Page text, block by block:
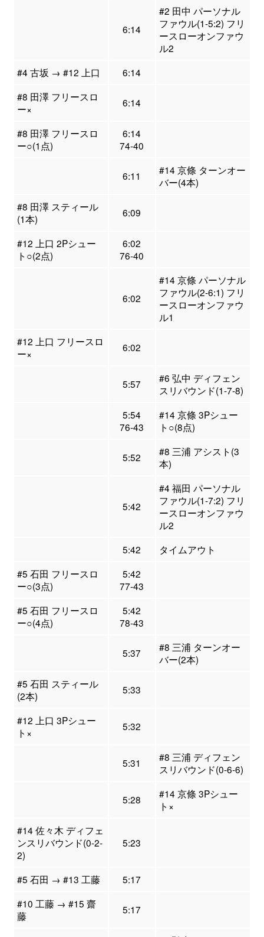
6:14
#2 田中 パーソナル
ファウル(1-5:2) フリ
ースローオンファウ
ル2
#4 古坂 → #12 上口
6:14
#8 田澤 フリースロ
ー×
6:14
#8 田澤 フリースロ
ー○(1点)
6:14
74-40
6:11
#14 京條 ターンオー
バー(4本)
#8 田澤 スティール
(1本)
6:09
#12 上口 2Pシュー
ト○(2点)
6:02
76-40
6:02
#14 京條 パーソナル
ファウル(2-6:1) フリ
ースローオンファウ
ル1
#12 上口 フリースロ
ー×
6:02
5:57
#6 弘中 ディフェン
スリバウンド(1-7-8)
5:54
76-43
#14 京條 3Pシュー
ト○(8点)
5:52
#8 三浦 アシスト(3
本)
5:42
#4 福田 パーソナル
ファウル(1-7:2) フリ
ースローオンファウ
ル2
5:42
タイムアウト
#5 石田 フリースロ
ー○(3点)
5:42
77-43
#5 石田 フリースロ
ー○(4点)
5:42
78-43
5:37
#8 三浦 ターンオー
バー(2本)
#5 石田 スティール
(2本)
5:33
#12 上口 3Pシュー
ト×
5:32
5:31
#8 三浦 ディフェン
スリバウンド(0-6-6)
5:28
#14 京條 3Pシュー
ト×
#14 佐々木 ディフェ
ンスリバウンド(0-2-
2)
5:23
#5 石田 → #13 工藤
5:17
#10 工藤 → #15 齋
藤
5:17